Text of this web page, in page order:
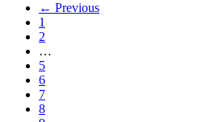
← Previous
1
2
…
5
6
7
8